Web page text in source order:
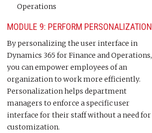
Operations
MODULE 9: PERFORM PERSONALIZATION
By personalizing the user interface in
Dynamics 365 for Finance and Operations,
you can empower employees of an
organization to work more efficiently.
Personalization helps department
managers to enforce a specific user
interface for their staff without a need for
customization.